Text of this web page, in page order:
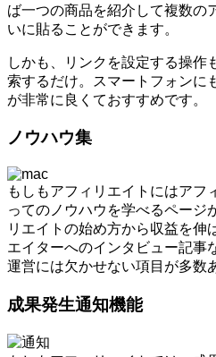
ば一つの商品を紹介して複数の
いに貼ることができます。
しかも、リンクを設定する操作
索するだけ。スマートフォンに
が非常に良くておすすめです。
ノウハウ集
もしもアフィリエイトにはアフ
ってのノウハウを学べるページ
リエイトの始め方から収益を伸
エイターへのインタビュー記事
運営には欠かせない項目が多数
成果発生通知機能